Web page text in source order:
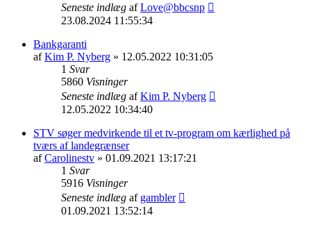
Seneste indlæg afLove@bbcsnp
23.08.2024 11:55:34
Bankgaranti
afKim P. Nyberg » 12.05.2022 10:31:05
1 Svar
5860 Visninger
Seneste indlæg afKim P. Nyberg
12.05.2022 10:34:40
STV søger medvirkende til et tv-program om kærlighed på
tværs af landegrænser
afCarolinestv » 01.09.2021 13:17:21
1 Svar
5916 Visninger
Seneste indlæg af gambler
01.09.2021 13:52:14